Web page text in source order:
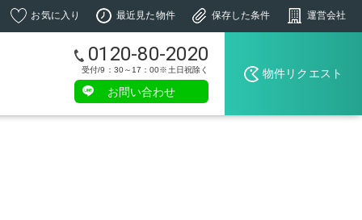
お気に入り 最近見た物件 保存した条件 運営会社
0120-80-2020
受付/9：30～17：00※土日祝除く
お問い合わせ
物件リクエスト